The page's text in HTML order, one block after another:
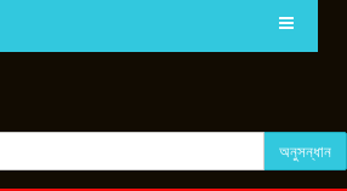
অনুসন্ধান